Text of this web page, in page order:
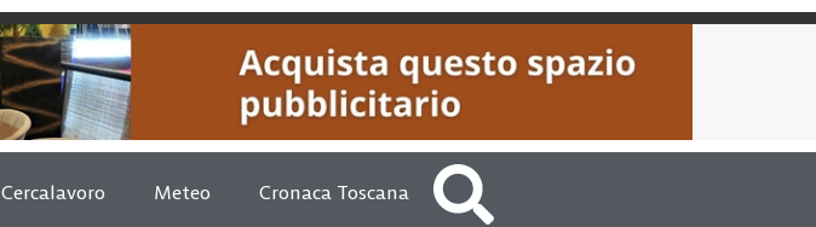
Cercalavoro Meteo Cronaca Toscana